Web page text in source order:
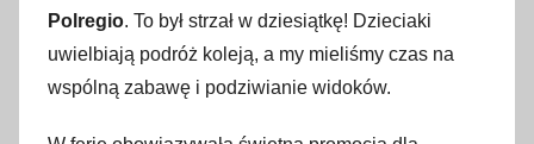
Polregio. To był strzał w dziesiątkę! Dzieciaki
uwielbiają podróż koleją, a my mieliśmy czas na
wspólną zabawę i podziwianie widoków.